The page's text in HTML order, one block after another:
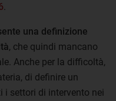
una definizione
, che quindi mancano
Anche per la difficoltà,
di definire un
i settori di intervento nei